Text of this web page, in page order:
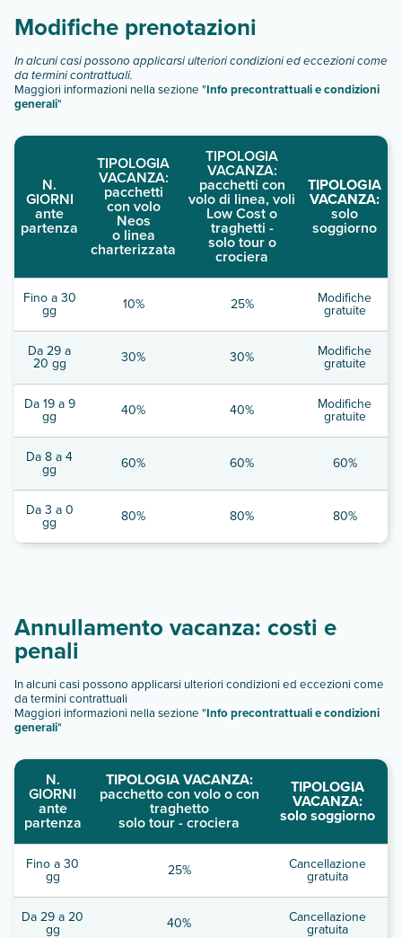
Modifiche prenotazioni
In alcuni casi possono applicarsi ulteriori condizioni ed eccezioni come
da termini contrattuali.
Maggiori informazioni nella sezione "Info precontrattuali e condizioni
generali"
N.
GIORNI
ante
partenza
TIPOLOGIA
VACANZA:
pacchetti
con volo
Neos
o linea
charterizzata
TIPOLOGIA
VACANZA:
pacchetti con
volo di linea, voli
Low Cost o
traghetti -
solo tour o
crociera
TIPOLOGIA
VACANZA:
solo
soggiorno
Fino a 30
gg 10% 25% Modifiche
gratuite
Da 29 a
20 gg 30% 30% Modifiche
gratuite
Da 19 a 9
gg 40% 40% Modifiche
gratuite
Da 8 a 4
gg 60% 60% 60%
Da 3 a 0
gg 80% 80% 80%
Annullamento vacanza: costi e
penali
In alcuni casi possono applicarsi ulteriori condizioni ed eccezioni come
da termini contrattuali
Maggiori informazioni nella sezione "Info precontrattuali e condizioni
generali"
N.
GIORNI
ante
partenza
TIPOLOGIA VACANZA:
pacchetto con volo o con
traghetto
solo tour - crociera
TIPOLOGIA
VACANZA:
solo soggiorno
Fino a 30
gg 25% Cancellazione
gratuita
Da 29 a 20
gg 40% Cancellazione
gratuita